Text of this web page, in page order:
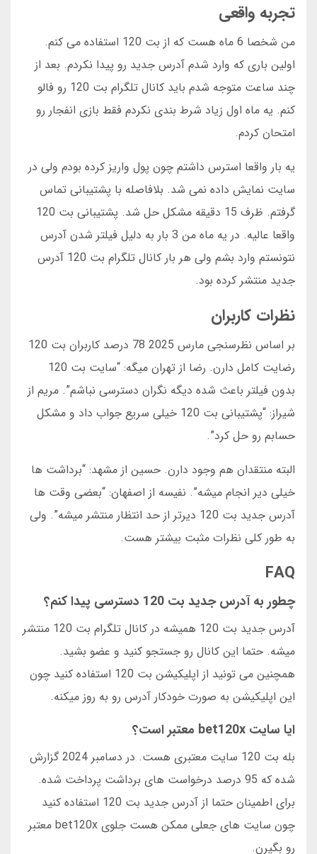
تجربه واقعی
من شخصا 6 ماه هست که از بت 120 استفاده می کنم.
اولین باری که وارد شدم آدرس جدید رو پیدا نکردم. بعد از
چند ساعت متوجه شدم باید کانال تلگرام بت 120 رو فالو
کنم. یه ماه اول زیاد شرط بندی نکردم فقط بازی انفجار رو
امتحان کردم.
یه بار واقعا استرس داشتم چون پول واریز کرده بودم ولی در
سایت نمایش داده نمی شد. بلافاصله با پشتیبانی تماس
گرفتم. ظرف 15 دقیقه مشکل حل شد. پشتیبانی بت 120
واقعا عالیه. در یه ماه من 3 بار به دلیل فیلتر شدن آدرس
نتونستم وارد بشم ولی هر بار کانال تلگرام بت 120 آدرس
جدید منتشر کرده بود.
نظرات کاربران
بر اساس نظرسنجی مارس 2025 78 درصد کاربران بت 120
رضایت کامل دارن. رضا از تهران میگه: “سایت بت 120
بدون فیلتر باعث شده دیگه نگران دسترسی نباشم”. مریم از
شیراز: “پشتیبانی بت 120 خیلی سریع جواب داد و مشکل
حسابم رو حل کرد”.
البته منتقدان هم وجود دارن. حسین از مشهد: “برداشت ها
خیلی دیر انجام میشه”. نفیسه از اصفهان: “بعضی وقت ها
آدرس جدید بت 120 دیرتر از حد انتظار منتشر میشه”. ولی
به طور کلی نظرات مثبت بیشتر هست.
FAQ
چطور به آدرس جدید بت 120 دسترسی پیدا کنم؟
آدرس جدید بت 120 همیشه در کانال تلگرام بت 120 منتشر
میشه. حتما این کانال رو جستجو کنید و عضو بشید.
همچنین می تونید از اپلیکیشن بت 120 استفاده کنید چون
این اپلیکیشن به صورت خودکار آدرس رو به روز میکنه.
ایا سایت bet120x معتبر است؟
بله بت 120 سایت معتبری هست. در دسامبر 2024 گزارش
شده که 95 درصد درخواست های برداشت پرداخت شده.
برای اطمینان حتما از آدرس جدید بت 120 استفاده کنید
چون سایت های جعلی ممکن هست جلوی bet120x معتبر
رو بگیرن.